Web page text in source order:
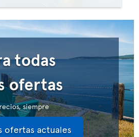
todas
ofertas
siempre
ofertas actuales